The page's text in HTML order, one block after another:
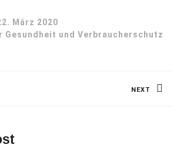
März 2020
Gesundheit und Verbraucherschutz
NEXT